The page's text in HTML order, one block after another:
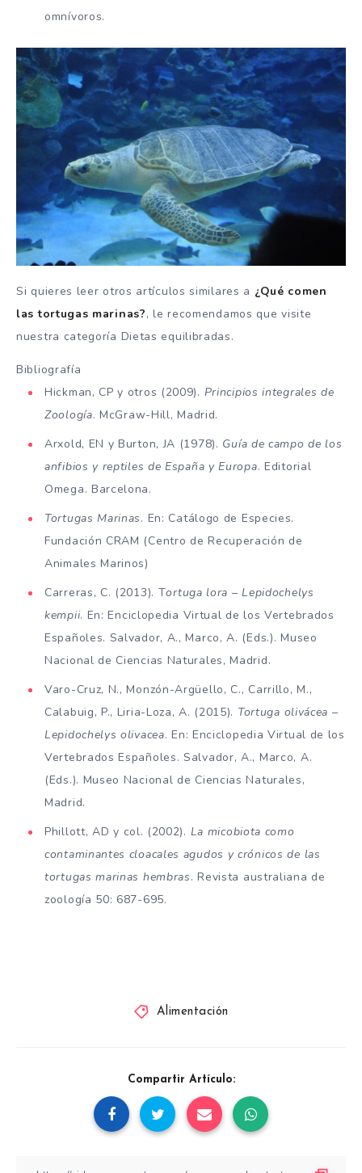
omnívoros.
Si quieres leer otros artículos similares a ¿Qué comen
las tortugas marinas?, le recomendamos que visite
nuestra categoría Dietas equilibradas.
Bibliografía
Hickman, CP y otros (2009). Principios integrales de
Zoología. McGraw-Hill, Madrid.
Arxold, EN y Burton, JA (1978). Guía de campo de los
anfibios y reptiles de España y Europa. Editorial
Omega. Barcelona.
Tortugas Marinas. En: Catálogo de Especies.
Fundación CRAM (Centro de Recuperación de
Animales Marinos)
Carreras, C. (2013). Tortuga lora – Lepidochelys
kempii. En: Enciclopedia Virtual de los Vertebrados
Españoles. Salvador, A., Marco, A. (Eds.). Museo
Nacional de Ciencias Naturales, Madrid.
Varo-Cruz, N., Monzón-Argüello, C., Carrillo, M.,
Calabuig, P., Liria-Loza, A. (2015). Tortuga olivácea –
Lepidochelys olivacea. En: Enciclopedia Virtual de los
Vertebrados Españoles. Salvador, A., Marco, A.
(Eds.). Museo Nacional de Ciencias Naturales,
Madrid.
Phillott, AD y col. (2002). La micobiota como
contaminantes cloacales agudos y crónicos de las
tortugas marinas hembras. Revista australiana de
zoología 50: 687-695.
Alimentación
Compartir Artículo: